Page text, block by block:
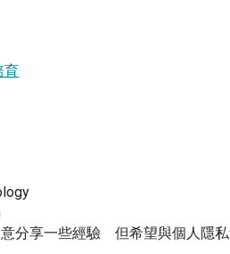
育
意分享一些經驗 但希望與個人隱